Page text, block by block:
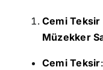
Cemi Teksir
Müzekker
Cemi Teksir